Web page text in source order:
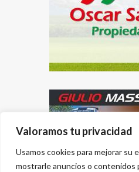
Valoramos tu privacidad
Usamos cookies para mejorar su
mostrarle anuncios o contenidos